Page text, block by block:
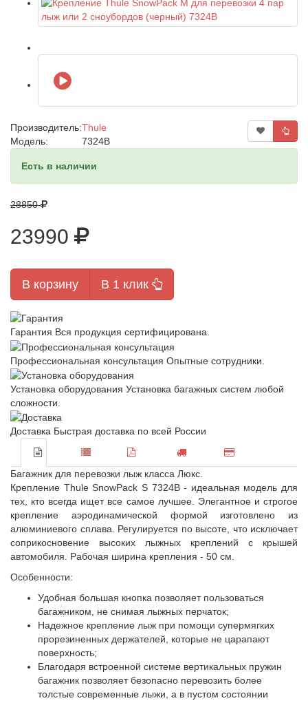
Производитель:Thule
Модель:
7324B
Есть в наличии
28850
23990
В корзину В 1 клик
Гарантия Вся продукция сертифицирована.
Профессиональная консультация Опытные сотрудники.
Установка оборудования Установка багажных систем любой
сложности.
Доставка Быстрая доставка по всей России
Багажник для перевозки лыж класса Люкс.
Крепление Thule SnowPack S 7324B - идеальная модель для
тех, кто всегда ищет все самое лучшее. Элегантное и строгое
крепление аэродинамической формой изготовлено из
алюминиевого сплава. Регулируется по высоте, что исключает
соприкосновение высоких лыжных креплений с крышей
автомобиля. Рабочая ширина крепления - 50 см.
Особенности:
Удобная большая кнопка позволяет пользоваться
багажником, не снимая лыжных перчаток;
Надежное крепление лыж при помощи супермягких
прорезиненных держателей, которые не царапают
поверхность;
Благодаря встроенной системе вертикальных пружин
багажник позволяет безопасно перевозить более
толстые современные лыжи, а в пустом состоянии